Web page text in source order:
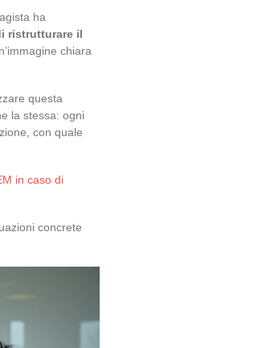
ha
ristrutturare il
chiara
questa
la stessa: ogni
con quale
in caso di
concrete